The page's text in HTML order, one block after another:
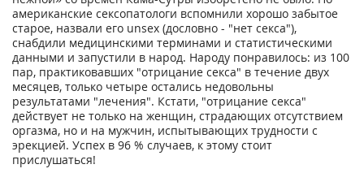
американские сексопатологи вспомнили хорошо забытое
старое, назвали его unsex (дословно - "нет секса"),
снабдили медицинскими терминами и статистическими
данными и запустили в народ. Народу понравилось: из 100
пар, практиковавших "отрицание секса" в течение двух
месяцев, только четыре остались недовольны
результатами "лечения". Кстати, "отрицание секса"
действует не только на женщин, страдающих отсутствием
оргазма, но и на мужчин, испытывающих трудности с
эрекцией. Успех в 96 % случаев, к этому стоит
прислушаться!